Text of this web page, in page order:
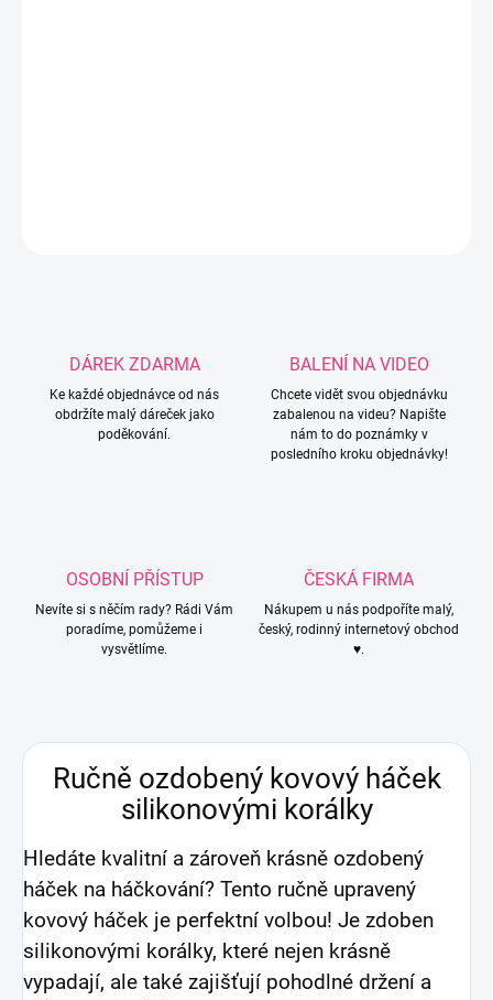
DÁREK ZDARMA
Ke každé objednávce od nás
obdržíte malý dáreček jako
poděkování.
BALENÍ NA VIDEO
Chcete vidět svou objednávku
zabalenou na videu? Napište
nám to do poznámky v
posledního kroku objednávky!
OSOBNÍ PŘÍSTUP
Nevíte si s něčím rady? Rádi Vám
poradíme, pomůžeme i
vysvětlíme.
ČESKÁ FIRMA
Nákupem u nás podpoříte malý,
český, rodinný internetový obchod
♥.
Ručně ozdobený kovový háček
silikonovými korálky
Hledáte kvalitní a zároveň krásně ozdobený
háček na háčkování? Tento ručně upravený
kovový háček je perfektní volbou! Je zdoben
silikonovými korálky, které nejen krásně
vypadají, ale také zajišťují pohodlné držení a